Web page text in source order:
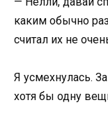
каким обычно
считал их не
Я усмехнулась.
хотя бы одну